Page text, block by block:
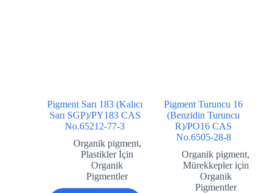
Pigment Sarı 183 (Kalıcı
Sarı SGP)/PY183 CAS
No.65212-77-3
Organik pigment,
Plastikler İçin
Organik
Pigmentler
Pigment Turuncu 16
(Benzidin Turuncu
R)/PO16 CAS
No.6505-28-8
Organik pigment,
Mürekkepler için
Organik
Pigmentler